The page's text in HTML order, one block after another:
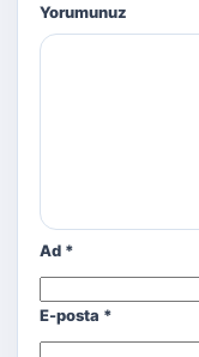
Yorumunuz
Ad *
E-posta *